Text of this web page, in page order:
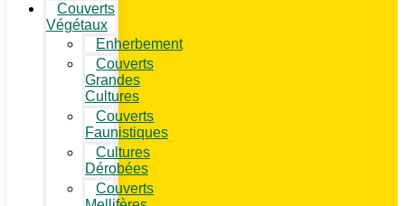
Couverts
Végétaux
Enherbement
Couverts
Grandes
Cultures
Couverts
Faunistiques
Cultures
Dérobées
Couverts